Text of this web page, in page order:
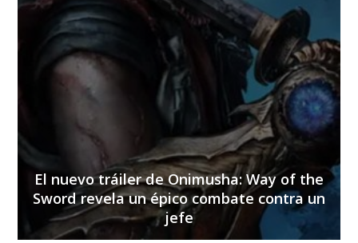
El nuevo tráiler de Onimusha: Way of the
Sword revela un épico combate contra un
jefe